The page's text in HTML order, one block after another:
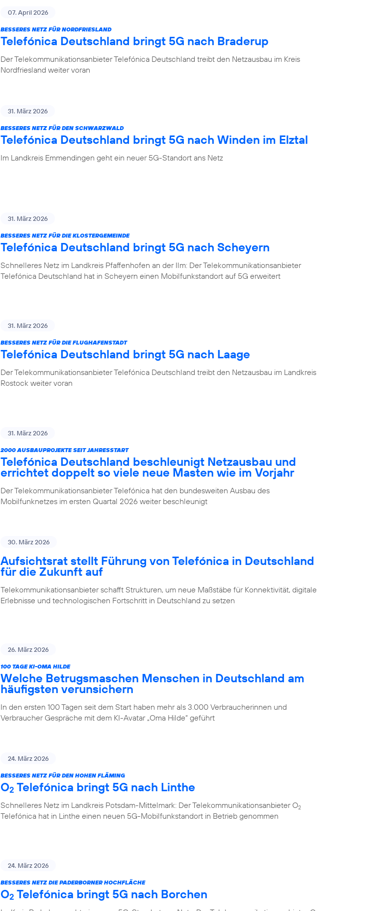
07. April 2026
BESSERES NETZ FÜR NORDFRIESLAND
Telefónica Deutschland bringt 5G nach Braderup
Der Telekommunikationsanbieter Telefónica Deutschland treibt den Netzausbau im Kreis
Nordfriesland weiter voran
31. März 2026
BESSERES NETZ FÜR DEN SCHWARZWALD
Telefónica Deutschland bringt 5G nach Winden im Elztal
Im Landkreis Emmendingen geht ein neuer 5G-Standort ans Netz
31. März 2026
BESSERES NETZ FÜR DIE KLOSTERGEMEINDE
Telefónica Deutschland bringt 5G nach Scheyern
Schnelleres Netz im Landkreis Pfaffenhofen an der Ilm: Der Telekommunikationsanbieter
Telefónica Deutschland hat in Scheyern einen Mobilfunkstandort auf 5G erweitert
31. März 2026
BESSERES NETZ FÜR DIE FLUGHAFENSTADT
Telefónica Deutschland bringt 5G nach Laage
Der Telekommunikationsanbieter Telefónica Deutschland treibt den Netzausbau im Landkreis
Rostock weiter voran
31. März 2026
2000 AUSBAUPROJEKTE SEIT JAHRESSTART
Telefónica Deutschland beschleunigt Netzausbau und
errichtet doppelt so viele neue Masten wie im Vorjahr
Der Telekommunikationsanbieter Telefónica hat den bundesweiten Ausbau des
Mobilfunknetzes im ersten Quartal 2026 weiter beschleunigt
30. März 2026
Aufsichtsrat stellt Führung von Telefónica in Deutschland
für die Zukunft auf
Telekommunikationsanbieter schafft Strukturen, um neue Maßstäbe für Konnektivität, digitale
Erlebnisse und technologischen Fortschritt in Deutschland zu setzen
26. März 2026
100 TAGE KI-OMA HILDE
Welche Betrugsmaschen Menschen in Deutschland am
häufigsten verunsichern
In den ersten 100 Tagen seit dem Start haben mehr als 3.000 Verbraucherinnen und
Verbraucher Gespräche mit dem KI-Avatar „Oma Hilde“ geführt
24. März 2026
BESSERES NETZ FÜR DEN HOHEN FLÄMING
O2 Telefónica bringt 5G nach Linthe
Schnelleres Netz im Landkreis Potsdam-Mittelmark: Der Telekommunikationsanbieter O2
Telefónica hat in Linthe einen neuen 5G-Mobilfunkstandort in Betrieb genommen
24. März 2026
BESSERES NETZ DIE PADERBORNER HOCHFLÄCHE
O2 Telefónica bringt 5G nach Borchen